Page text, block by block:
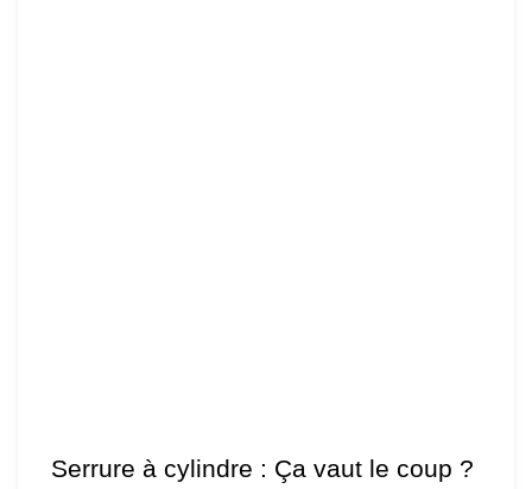
Serrure à cylindre : Ça vaut le coup ?